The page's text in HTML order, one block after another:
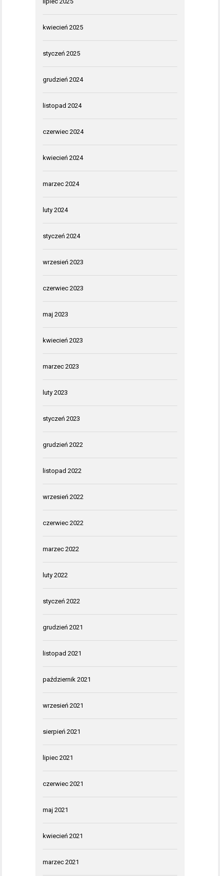
kwiecień 2025
styczeń 2025
grudzień 2024
listopad 2024
czerwiec 2024
kwiecień 2024
marzec 2024
luty 2024
styczeń 2024
wrzesień 2023
czerwiec 2023
maj 2023
kwiecień 2023
marzec 2023
luty 2023
styczeń 2023
grudzień 2022
listopad 2022
wrzesień 2022
czerwiec 2022
marzec 2022
luty 2022
styczeń 2022
grudzień 2021
listopad 2021
październik 2021
wrzesień 2021
sierpień 2021
lipiec 2021
czerwiec 2021
maj 2021
kwiecień 2021
marzec 2021